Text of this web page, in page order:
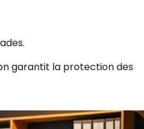
garantit la protection des